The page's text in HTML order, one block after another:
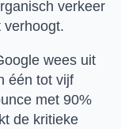
verkeer
verhoogt.
wees uit
één tot vijf
met 90%
de kritieke